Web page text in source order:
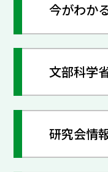
今がわか
文部科学
研究会情